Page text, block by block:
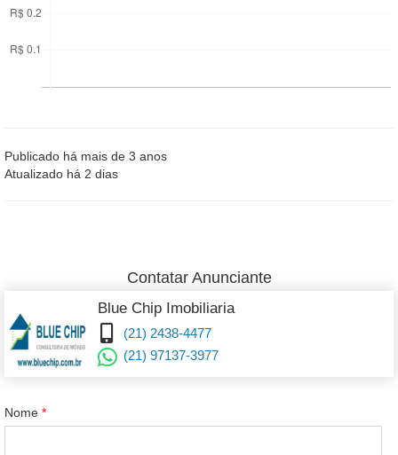
Publicado há mais de 3 anos
Atualizado há 2 dias
Contatar Anunciante
Blue Chip Imobiliaria
(21) 2438-4477
(21) 97137-3977
Nome *